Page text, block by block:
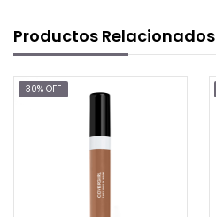
Productos Relacionados